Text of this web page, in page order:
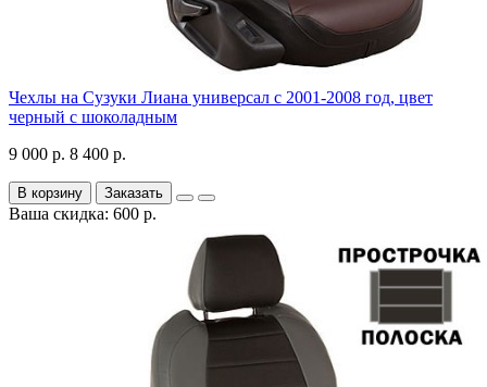
Чехлы на Сузуки Лиана универсал с 2001-2008 год, цвет
черный с шоколадным
9 000 р. 8 400 р.
В корзину Заказать
Ваша скидка: 600 р.